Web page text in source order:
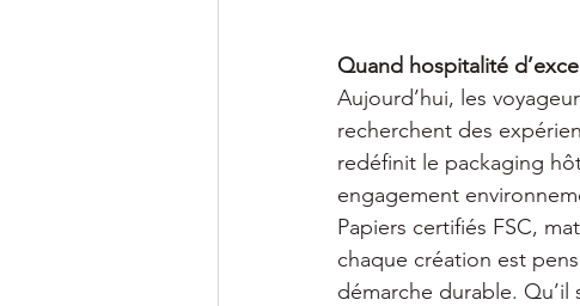
Quand hospitalité
Aujourd’hui, les
recherchent des
redéfinit le packaging
engagement
Papiers certifiés FSC,
chaque création est
démarche durable.